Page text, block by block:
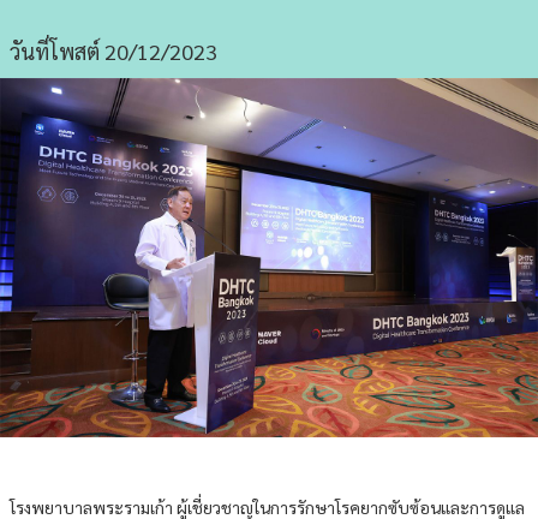
พร้อมปูพรมสู่ตลาดเอเชียตะวันออกเฉียงใต้ในเร็ว
วันนี้
วันที่โพสต์ 20/12/2023
โรงพยาบาลพระรามเก้า ผู้เชี่ยวชาญในการรักษาโรคยากซับซ้อนและการดูแล